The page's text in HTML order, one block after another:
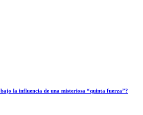
la influencia de una misteriosa “quinta fuerza”?